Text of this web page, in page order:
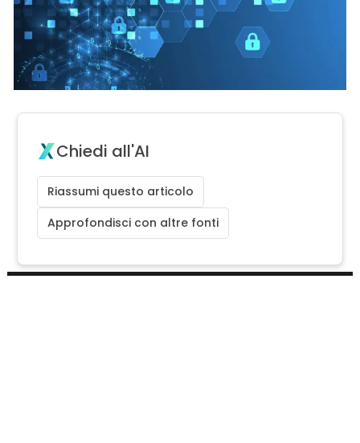
Chiedi all'AI
Riassumi questo articolo
Approfondisci con altre fonti